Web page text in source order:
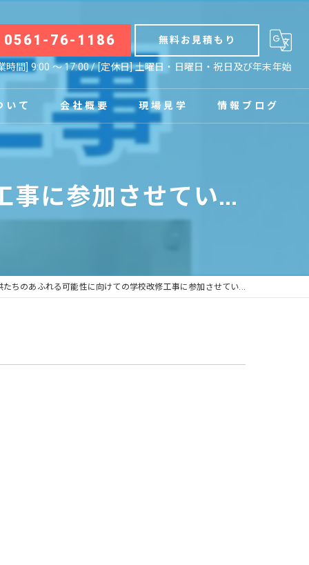
0561-76-1186 無料お見積もり
時間] 9:00 〜 17:00 / [定休日] 土曜日・日曜日・祝日及び年末年始
いて 会社概要 現場見学 情報ブログ
に参加させてい...
たちのあふれる可能性に向けての学校改修工事に参加させてい...